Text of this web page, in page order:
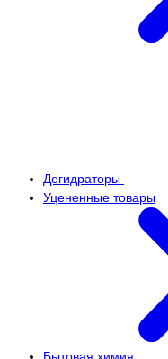
Дегидраторы
Уцененные товары
Бытовая химия